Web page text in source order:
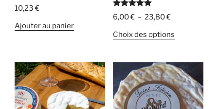
Note 5.00
sur 5
10,23€
Ajouter au panier
Note 5.00
sur 5
6,00€ – 23,80€Plage
prix :
à
23,80 €
Choix des optionsCe
plusieurs
variations.
Les
options